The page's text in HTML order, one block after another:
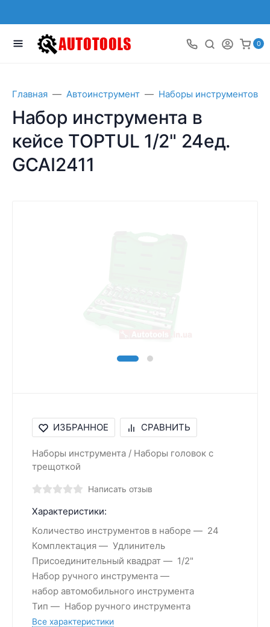
0
Главная Автоинструмент Наборы инструментов
Набор инструмента в
кейсе TOPTUL 1/2" 24ед.
GCAI2411
ИЗБРАННОЕ СРАВНИТЬ
Наборы инструмента / Наборы головок с
трещоткой
Написать отзыв
Характеристики:
Количество инструментов в наборе
24
Комплектация
Удлинитель
Присоединительный квадрат
1/2"
Набор ручного инструмента
набор автомобильного инструмента
Тип
Набор ручного инструмента
Все характеристики